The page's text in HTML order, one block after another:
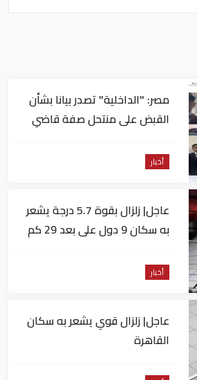
مصر: "الداخلية" تصدر بيانا بشأن
القبض على منتحل صفة قاضي
أخبار
عاجل| زلزال بقوة 5.7 درجة يشعر
به سكان 9 دول على بعد 29 كم
أخبار
عاجل| زلزال قوي يشعر به سكان
القاهرة